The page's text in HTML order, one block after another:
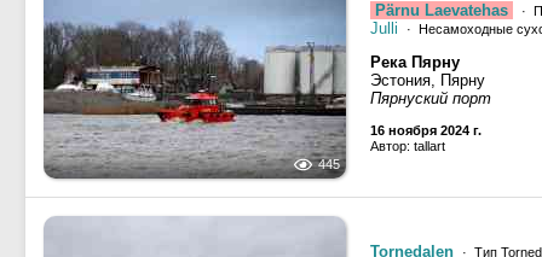
445
Pärnu Laevatehas ·
Julli · Несамоходные
Река Пярну
Эстония, Пярну
Пярнуский порт
16 ноября 2024 г.
Автор: tallart
Tornedalen · Тип